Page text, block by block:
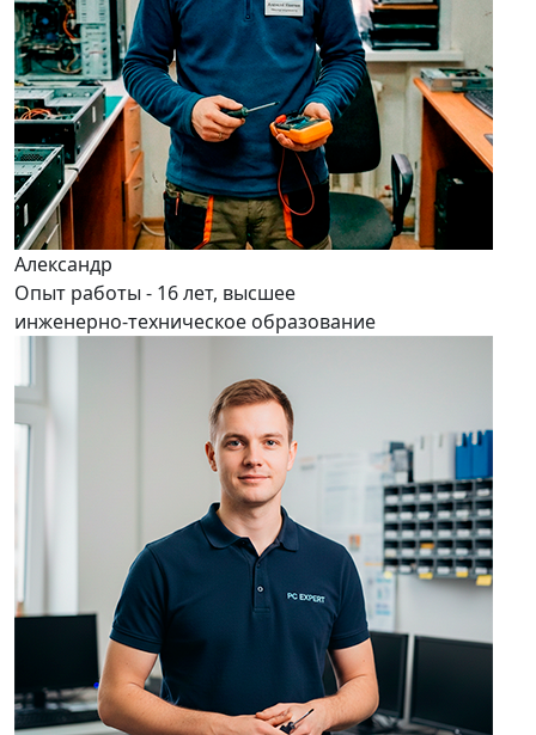
Александр
Опыт работы - 16 лет, высшее
инженерно-техническое образование